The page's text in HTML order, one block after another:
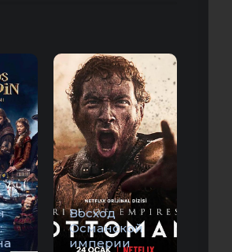
Восход
Османской
империи